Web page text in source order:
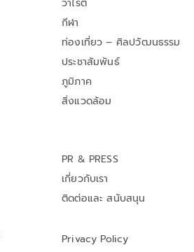
กีฬา
ท่องเที่ยว – ศิลปวัฒนธรรม
ประชาสัมพันธ์
ภูมิภาค
สิ่งแวดล้อม
PR & PRESS
เกี่ยวกับเรา
ติดต่อและ สนับสนุน
Privacy Policy